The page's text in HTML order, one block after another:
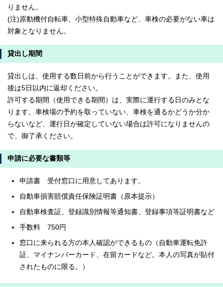
りません。
(注)原動機付自転車、小型特殊自動車など、車検の必要がない車は
対象となりません。
貸出し期間
貸出しは、使用する数日前から行うことができます。また、使用
後は5日以内に返却ください。
許可する期間（使用できる期間）は、実際に運行する日のみとな
ります。車検場の予約を取っていない、車検を通るかどうか分か
らないなど、運行日が確定していない場合は許可になりませんの
で、御了承ください。
申請に必要な書類等
申請書 受付窓口に用意してあります。
自動車損害賠償責任保険証明書（原本提示）
自動車検査証、登録識別情報等通知書、登録事項等証明書など
手数料 750円
窓口に来られる方の本人確認ができるもの（自動車運転免許
証、マイナンバーカード、在留カードなど。本人の写真が貼付
されたものに限る。）